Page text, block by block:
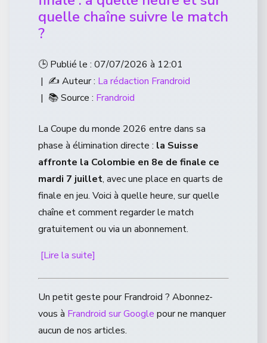
quelle chaîne suivre le match
?
🕒 Publié le : 07/07/2026 à 12:01
| ✍️ Auteur : La rédaction Frandroid
| 📚 Source : Frandroid
La Coupe du monde 2026 entre dans sa
phase à élimination directe : la Suisse
affronte la Colombie en 8e de finale ce
mardi 7 juillet, avec une place en quarts de
finale en jeu. Voici à quelle heure, sur quelle
chaîne et comment regarder le match
gratuitement ou via un abonnement.
[Lire la suite]
Un petit geste pour Frandroid ? Abonnez-
vous à Frandroid sur Google pour ne manquer
aucun de nos articles.